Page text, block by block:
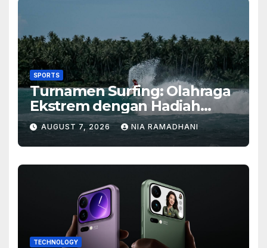
SPORTS
Turnamen Surfing: Olahraga
Ekstrem dengan Hadiah
Besar
AUGUST 7, 2026 NIA RAMADHANI
TECHNOLOGY